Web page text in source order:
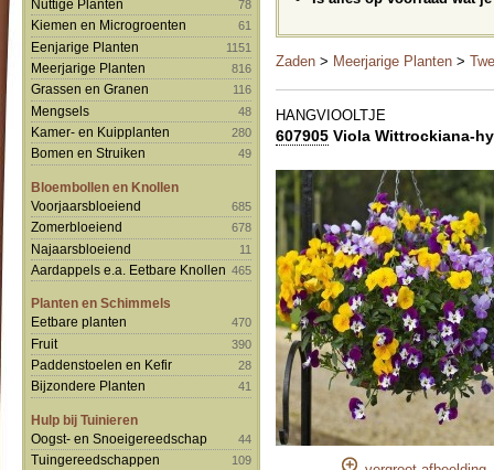
Nuttige Planten 78
Kiemen en Microgroenten 61
Eenjarige Planten 1151
Meerjarige Planten 816
Grassen en Granen 116
Mengsels 48
Kamer- en Kuipplanten 280
Bomen en Struiken 49
Bloembollen en Knollen
Voorjaarsbloeiend
685
Zomerbloeiend 678
Najaarsbloeiend 11
Aardappels e.a. Eetbare Knollen 465
Planten en Schimmels
Eetbare planten
470
Fruit 390
Paddenstoelen en Kefir 28
Bijzondere Planten 41
Hulp bij Tuinieren
Oogst- en Snoeigereedschap
44
Tuingereedschappen 109
Zaden > Meerjarige Planten >
HANGVIOOLTJE
607905 Viola Wittrockiana-